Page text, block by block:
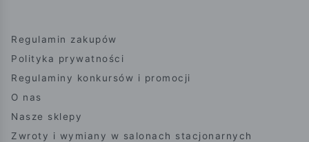
Regulamin zakupów
Polityka prywatności
Regulaminy konkursów i promocji
O nas
Nasze sklepy
Zwroty i wymiany w salonach stacjonarnych